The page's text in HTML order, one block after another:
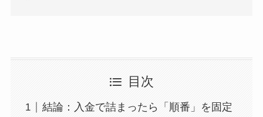
目次
結論：入金で詰まったら「順番」を固定